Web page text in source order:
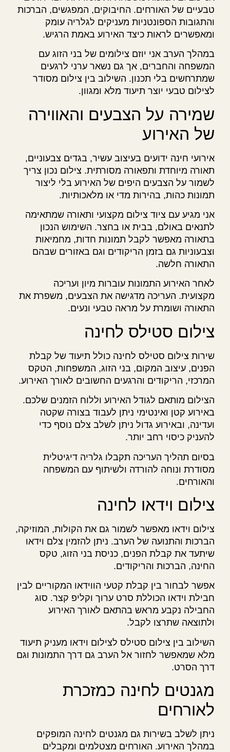
טבעיים של האורחים. החיבוקים, המפגשים, הברכות
והתגובות הספונטניות מעניקים לגלריה עומק
ומאפשרים לראות כיצד האירוע באמת הרגיש.
במהלך הערב אני יוזם צילומים של בני הזוג עם
המשפחה והחברים, אך גם נשאר ערני לרגעים
שמתרחשים בלי תכנון. השילוב בין צילום מסודר
לצילום טבעי יוצר תיעוד מלא ומגוון.
שמירה על הצבעים והאווירה
של האירוע
אירועי חינה ידועים בעיצוב עשיר, בגדים צבעוניים,
תאורה מיוחדת ותפאורה מסורתית. צילום נכון צריך
לשמור על הצבעים היפים של האירוע בלי ליצור
תמונות כהות, בהירות מדי או מלאכותיות.
אני מגיע עם ציוד צילום מקצועי ותאורה שמתאימה
לתנאים באולם, בבית או בחצר. השימוש הנכון
בתאורה מאפשר לקבל תמונות חדות, מחמיאות
וצבעוניות גם בזמן הריקודים וגם באזורים שבהם
התאורה חלשה.
לאחר האירוע התמונות עוברות מיון ועריכה
מקצועית. העריכה מדגישה את הצבעים, משפרת את
התאורה ושומרת על מראה טבעי ונעים.
צילום סטילס לחינה
שירות צילום סטילס לחינה כולל תיעוד של קבלת
הפנים, עיצוב המקום, בני הזוג, המשפחות, הטקס
המרכזי, הריקודים והרגעים החשובים לאורך האירוע.
הצילום מותאם לגודל האירוע וללוח הזמנים שלכם.
באירוע קטן ואינטימי ניתן לעבוד בצורה שקטה
ועדינה, ובאירוע גדול ניתן לשלב צלם נוסף כדי
להעניק כיסוי רחב יותר.
בסיום תהליך העריכה תקבלו גלריה דיגיטלית
מסודרת ונוחה להורדה ולשיתוף עם המשפחה
והאורחים.
צילום וידאו לחינה
צילום וידאו מאפשר לשמור גם את הקולות, המוזיקה,
הברכות והתנועה של הערב. ניתן להזמין צלם וידאו
שיתעד את קבלת הפנים, כניסת בני הזוג, טקס
החינה, הברכות והריקודים.
אפשר לבחור בין קבלת קטעי הווידאו המקוריים לבין
חבילת וידאו הכוללת סרט ערוך וקליפ קצר. סוג
החבילה נקבע מראש בהתאם לאורך האירוע
ולתוצאה שתרצו לקבל.
השילוב בין צילום סטילס לצילום וידאו מעניק תיעוד
מלא שמאפשר לחזור אל הערב גם דרך התמונות וגם
דרך הסרט.
מגנטים לחינה כמזכרת
לאורחים
ניתן לשלב בשירות גם מגנטים לחינה המופקים
במהלך האירוע. האורחים מצטלמים ומקבלים